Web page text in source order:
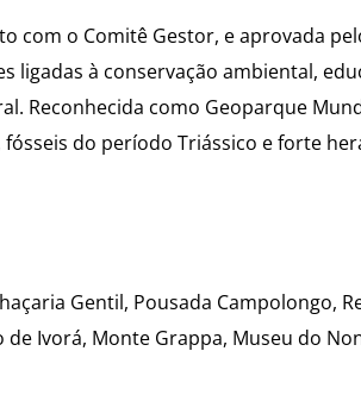
com o Comitê Gestor, e aprovada
ligadas à conservação ambiental,
Reconhecida como Geoparque
do período Triássico e forte
Gentil, Pousada Campolongo,
Ivorá, Monte Grappa, Museu do